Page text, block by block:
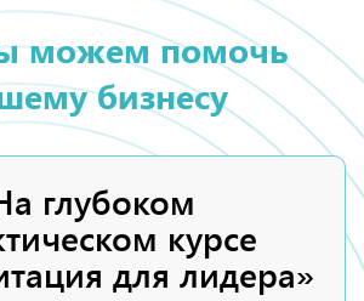
можем помочь
бизнесу
глубоком
курсе
для лидера»